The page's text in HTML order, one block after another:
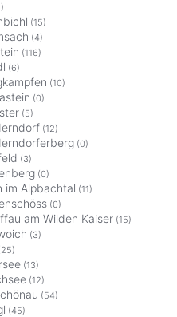
(15)
(4)
(116)
(6)
(10)
(0)
(5)
(12)
(0)
(3)
(0)
im Alpbachtal (11)
(0)
am Wilden Kaiser (15)
(3)
(13)
(12)
(54)
(45)